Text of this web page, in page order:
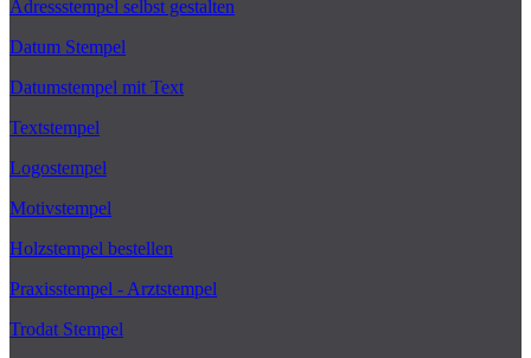
Adressstempel selbst gestalten
Datum Stempel
Datumstempel mit Text
Textstempel
Logostempel
Motivstempel
Holzstempel bestellen
Praxisstempel - Arztstempel
Trodat Stempel